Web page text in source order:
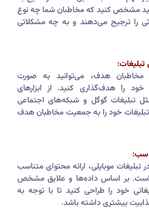
مشخص کنید که مخاطبان شما چه نوع
را ترجیح می‌دهند و به چه مشکلاتی
هدف، می‌توانید به صورت
خود را هدف‌گذاری کنید. از ابزارهای
مثل تبلیغات گوگل و شبکه‌های اجتماعی
تبلیغات خود را به جمعیت مخاطبان هدف
موبایلی، ارائه محتوای متناسب
بر اساس داده‌ها و علایق مشخص
خود را طراحی کنید تا با توجه به
بیشتری داشته باشد.